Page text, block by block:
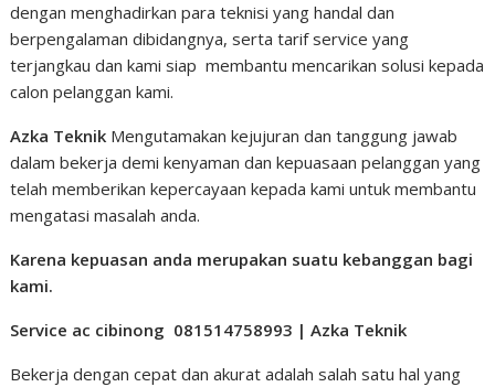
dengan menghadirkan para teknisi yang handal dan
berpengalaman dibidangnya, serta tarif service yang
terjangkau dan kami siap membantu mencarikan solusi kepada
calon pelanggan kami.
Azka Teknik Mengutamakan kejujuran dan tanggung jawab
dalam bekerja demi kenyaman dan kepuasaan pelanggan yang
telah memberikan kepercayaan kepada kami untuk membantu
mengatasi masalah anda.
Karena kepuasan anda merupakan suatu kebanggan bagi
kami.
Service ac cibinong 081514758993 | Azka Teknik
Bekerja dengan cepat dan akurat adalah salah satu hal yang